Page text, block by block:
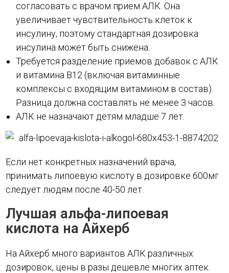
согласовать с врачом прием АЛК. Она
увеличивает чувствительность клеток к
инсулину, поэтому стандартная дозировка
инсулина может быть снижена.
Требуется разделение приемов добавок с АЛК
и витамина В12 (включая витаминные
комплексы с входящим витамином в состав).
Разница должна составлять не менее 3 часов.
АЛК не назначают детям младше 7 лет.
Если нет конкретных назначений врача,
принимать липоевую кислоту в дозировке 600мг
следует людям после 40-50 лет.
Лучшая альфа-липоевая
кислота на Айхерб
На Айхерб много вариантов АЛК различных
дозировок, цены в разы дешевле многих аптек.